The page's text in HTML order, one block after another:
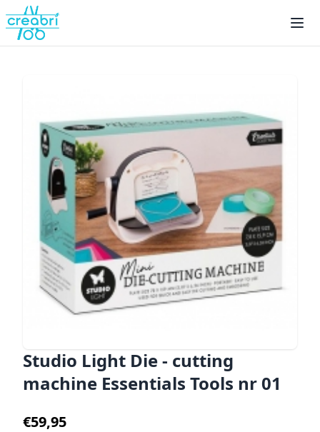
Studio Light Die - cutting
machine Essentials Tools nr 01
€59,95